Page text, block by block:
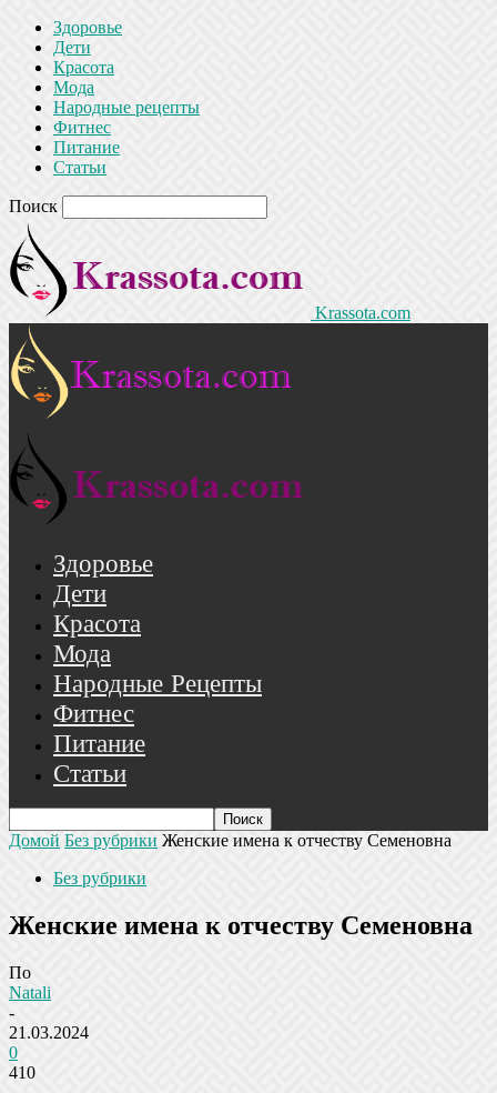
Здоровье
Дети
Красота
Мода
Народные рецепты
Фитнес
Питание
Статьи
Поиск
Krassota.com
Здоровье
Дети
Красота
Мода
Народные Рецепты
Фитнес
Питание
Статьи
Домой Без рубрики Женские имена к отчеству Семеновна
Без рубрики
Женские имена к отчеству Семеновна
По
Natali
-
21.03.2024
0
410